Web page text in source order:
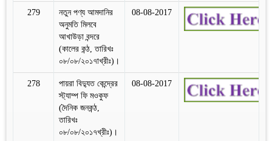
279
নতুন পণ্য আমদানির
অনুমতি মিলবে
আখাউড়া বন্দরে
(কালের কন্ঠ, তারিখঃ
০৮/০৮/২০১৭াখ্রীঃ)।
08-08-2017
278
পায়রা বিদ্যুত কেন্দ্রের
স্ট্যাম্প ফি মওকুফ
(দৈনিক জনকন্ঠ,
তারিখঃ
০৮/০৮/২০১৭খ্রীঃ)।
08-08-2017